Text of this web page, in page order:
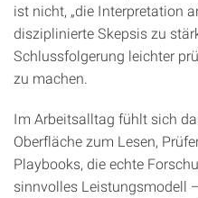
ist nicht, „die Interpretation
disziplinierte Skepsis zu
Schlussfolgerung leichter
zu machen.
Im Arbeitsalltag fühlt sich
Oberfläche zum Lesen,
Playbooks, die echte
sinnvolles Leistungsmodell